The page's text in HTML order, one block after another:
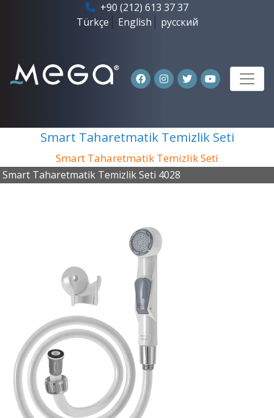
+90 (212) 613 37 37
Türkçe
English русский
Smart Taharetmatik Temizlik Seti
Smart Taharetmatik Temizlik Seti
Smart Taharetmatik Temizlik Seti 4028